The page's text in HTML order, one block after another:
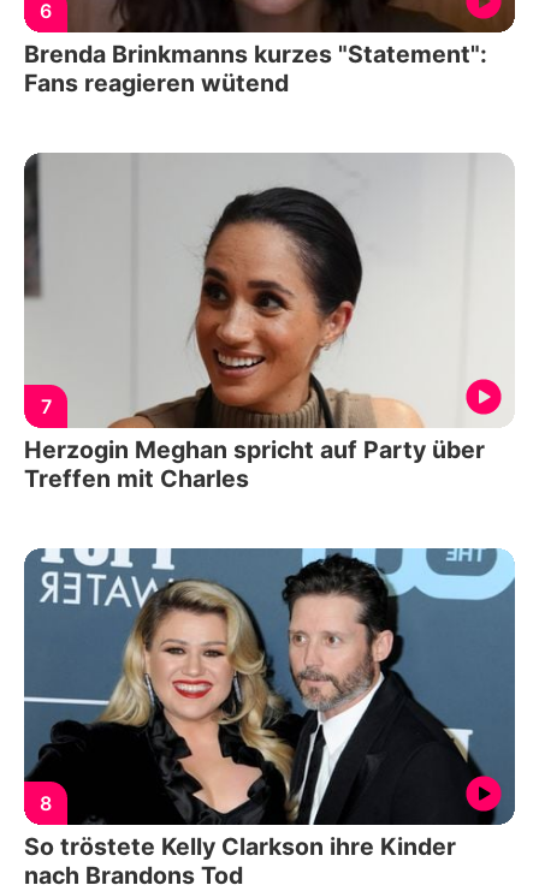
6
Brenda Brinkmanns kurzes "Statement":
Fans reagieren wütend
7
Herzogin Meghan spricht auf Party über
Treffen mit Charles
8
So tröstete Kelly Clarkson ihre Kinder
nach Brandons Tod